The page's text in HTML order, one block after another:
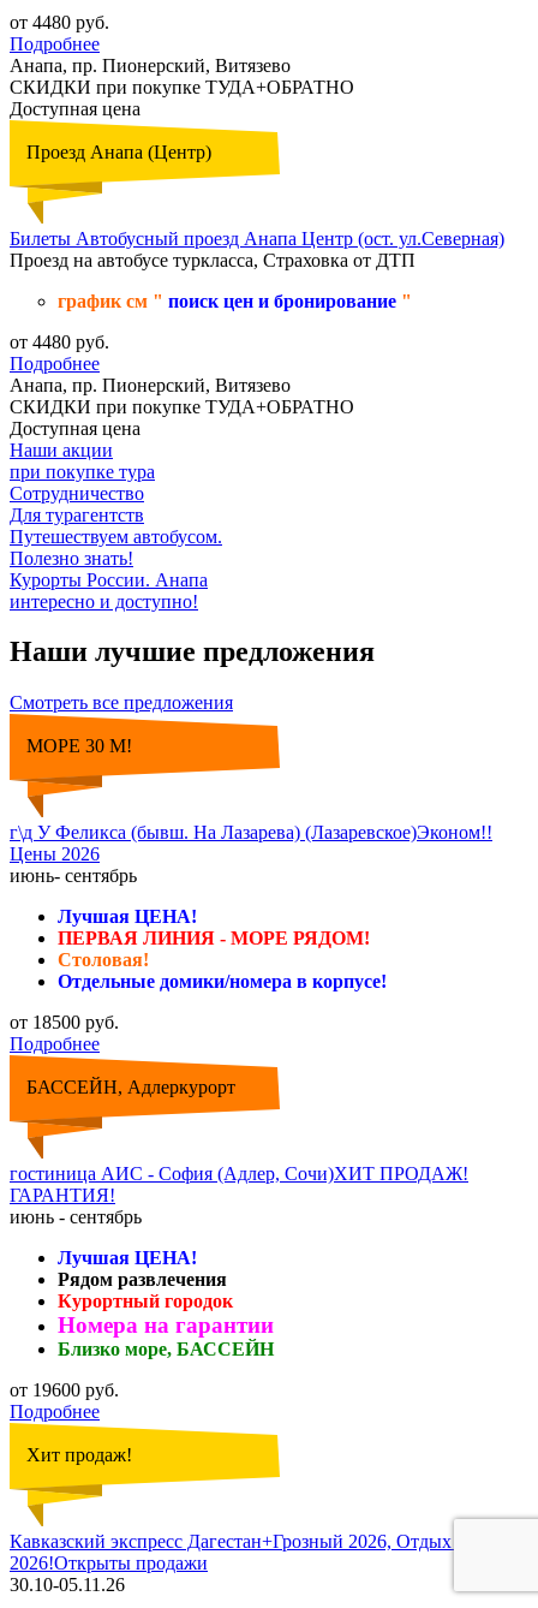
от 4480 руб.
Подробнее
Анапа, пр. Пионерский, Витязево
СКИДКИ при покупке ТУДА+ОБРАТНО
Доступная цена
Проезд Анапа (Центр)
Билеты Автобусный проезд Анапа Центр (ост. ул.Северная)
Проезд на автобусе туркласса, Страховка от ДТП
график см " поиск цен и бронирование "
от 4480 руб.
Подробнее
Анапа, пр. Пионерский, Витязево
СКИДКИ при покупке ТУДА+ОБРАТНО
Доступная цена
Наши акции
при покупке тура
Сотрудничество
Для турагентств
Путешествуем автобусом.
Полезно знать!
Курорты России. Анапа
интересно и доступно!
Наши лучшие предложения
Смотреть все предложения
МОРЕ 30 М!
г\д У Феликса (бывш. На Лазарева) (Лазаревское)Эконом!!
Цены 2026
июнь- сентябрь
Лучшая ЦЕНА!
ПЕРВАЯ ЛИНИЯ - МОРЕ РЯДОМ!
Столовая!
Отдельные домики/номера в корпусе!
от 18500 руб.
Подробнее
БАССЕЙН, Адлеркурорт
гостиница АИС - София (Адлер, Сочи)ХИТ ПРОДАЖ!
ГАРАНТИЯ!
июнь - сентябрь
Лучшая ЦЕНА!
Рядом развлечения
Курортный городок
Номера на гарантии
Близко море, БАССЕЙН
от 19600 руб.
Подробнее
Хит продаж!
Кавказский экспресс Дагестан+Грозный 2026, Отдых в ноябре
2026!Открыты продажи
30.10-05.11.26